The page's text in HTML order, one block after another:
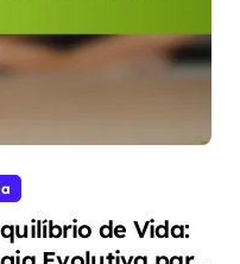
de Vida: